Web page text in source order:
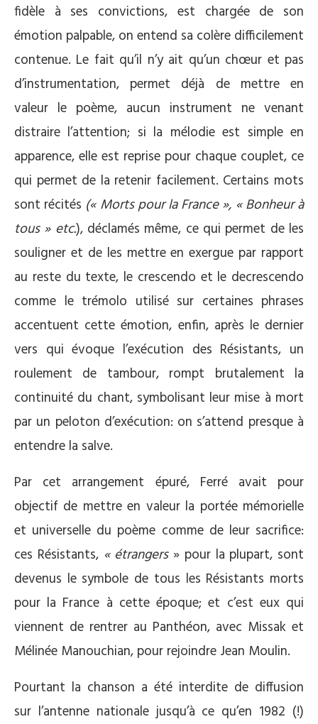
fidèle à ses convictions, est chargée de son
émotion palpable, on entend sa colère difficilement
contenue. Le fait qu’il n’y ait qu’un chœur et pas
d’instrumentation, permet déjà de mettre en
valeur le poème, aucun instrument ne venant
distraire l’attention; si la mélodie est simple en
apparence, elle est reprise pour chaque couplet, ce
qui permet de la retenir facilement. Certains mots
sont récités (« Morts pour la France », « Bonheur à
tous » etc.), déclamés même, ce qui permet de les
souligner et de les mettre en exergue par rapport
au reste du texte, le crescendo et le decrescendo
comme le trémolo utilisé sur certaines phrases
accentuent cette émotion, enfin, après le dernier
vers qui évoque l’exécution des Résistants, un
roulement de tambour, rompt brutalement la
continuité du chant, symbolisant leur mise à mort
par un peloton d’exécution: on s’attend presque à
entendre la salve.
Par cet arrangement épuré, Ferré avait pour
objectif de mettre en valeur la portée mémorielle
et universelle du poème comme de leur sacrifice:
ces Résistants, « étrangers» pour la plupart, sont
devenus le symbole de tous les Résistants morts
pour la France à cette époque; et c’est eux qui
viennent de rentrer au Panthéon, avec Missak et
Mélinée Manouchian, pour rejoindre Jean Moulin.
Pourtant la chanson a été interdite de diffusion
sur l’antenne nationale jusqu’à ce qu’en 1982 (!)